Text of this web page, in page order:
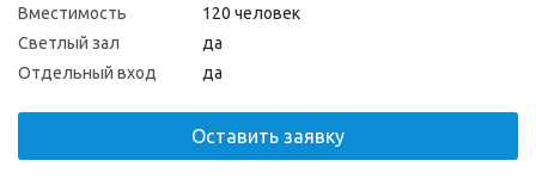
Вместимость
120 человек
Светлый зал
да
Отдельный вход
да
Оставить заявку